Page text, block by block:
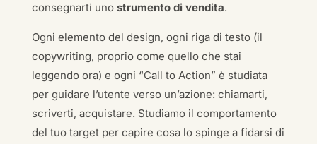
consegnarti uno strumento di vendita.
Ogni elemento del design, ogni riga di testo (il
copywriting, proprio come quello che stai
leggendo ora) e ogni “Call to Action” è studiata
per guidare l’utente verso un’azione: chiamarti,
scriverti, acquistare. Studiamo il comportamento
del tuo target per capire cosa lo spinge a fidarsi di